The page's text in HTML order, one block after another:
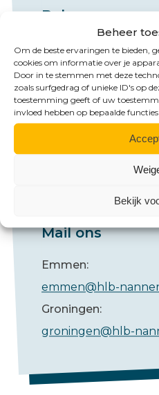
Beheer
Om de beste ervaringen te bieden,
cookies om informatie over je
Door in te stemmen met deze
zoals surfgedrag of unieke ID's op
toestemming geeft of uw
invloed hebben op bepaalde
Bekijk
Bel ons
Emmen:
+31 (0)591 61 23 77
Groningen:
+31 (0)50 526 65 33
Mail ons
Emmen:
emmen@hlb-
Groningen:
groningen@hlb-